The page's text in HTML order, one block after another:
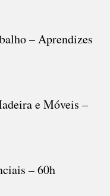
– Aprendizes
e Móveis –
– 60h